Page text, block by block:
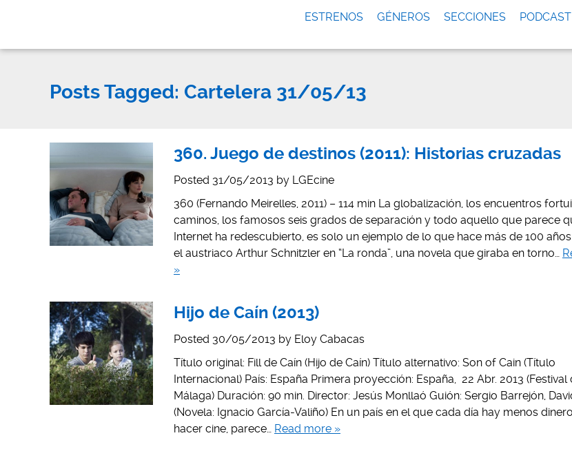
ESTRENOS GÉNEROS SECCIONES PODCAST
Posts Tagged: Cartelera 31/05/13
360. Juego de destinos (2011): Historias cruzadas
Posted 31/05/2013 by LGEcine
360 (Fernando Meirelles, 2011) – 114 min La globalización, los encuentros
caminos, los famosos seis grados de separación y todo aquello que parece
Internet ha redescubierto, es solo un ejemplo de lo que hace más de 100
el austriaco Arthur Schnitzler en “La ronda”, una novela que giraba en torno…
»
Hijo de Caín (2013)
Posted 30/05/2013 by Eloy Cabacas
Título original: Fill de Caín (Hijo de Caín) Título alternativo: Son of Cain (Título
Internacional) País: España Primera proyección: España, 22 Abr. 2013 (Festival
Málaga) Duración: 90 min. Director: Jesús Monllaó Guión: Sergio Barrejón,
(Novela: Ignacio García-Valiño) En un país en el que cada día hay menos
hacer cine, parece… Read more »